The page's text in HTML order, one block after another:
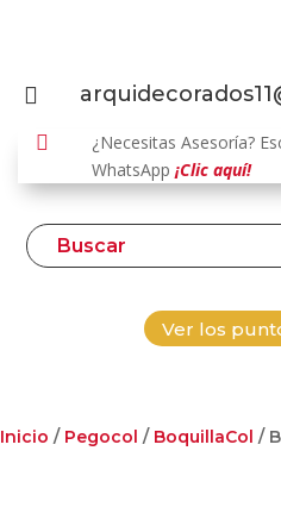


¿Necesitas Asesoría?
WhatsApp ¡Clic aquí!
Ver los
Inicio / Pegocol / BoquillaCol /